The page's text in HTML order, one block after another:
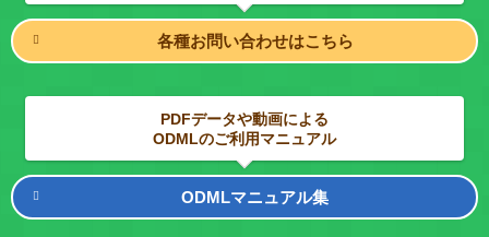
各種お問い合わせはこちら
PDFデータや動画による
ODMLのご利用マニュアル
ODMLマニュアル集